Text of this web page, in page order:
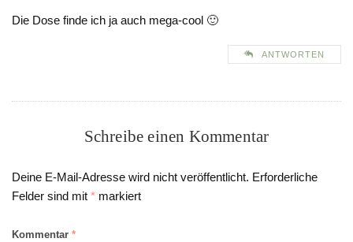
Die Dose finde ich ja auch mega-cool 🙂
ANTWORTEN
Schreibe einen Kommentar
Deine E-Mail-Adresse wird nicht veröffentlicht. Erforderliche
Felder sind mit * markiert
Kommentar *